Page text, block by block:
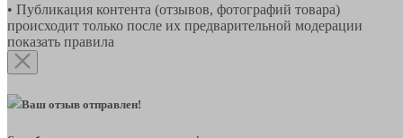
• Публикация контента (отзывов, фотографий товара)
происходит только после их предварительной модерации
показать правила
Ваш отзыв отправлен!